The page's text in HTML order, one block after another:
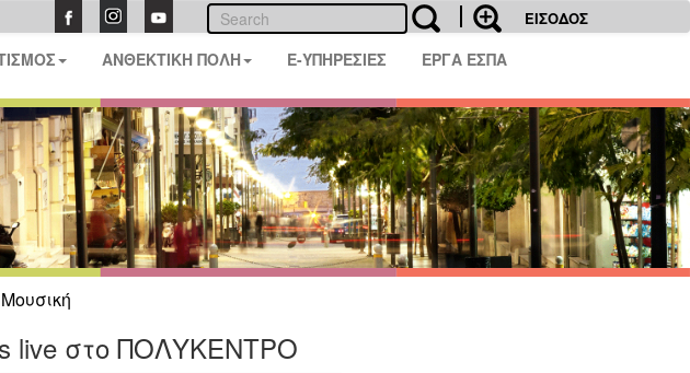
ΕΙΣΟΔΟΣ
ΑΝΘΕΚΤΙΚΗ ΠΟΛΗ E-ΥΠΗΡΕΣΙΕΣ ΕΡΓΑ ΕΣΠΑ
Μουσική
live στο ΠΟΛΥΚΕΝΤΡΟ